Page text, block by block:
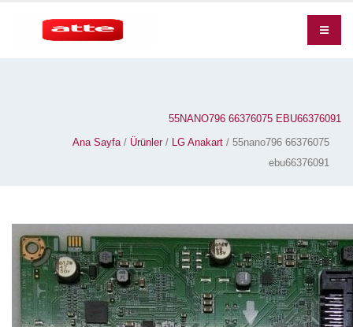
55NANO796 66376075 EBU66376091
Ana Sayfa/ Ürünler/ LG Anakart / 55nano796 66376075
ebu66376091